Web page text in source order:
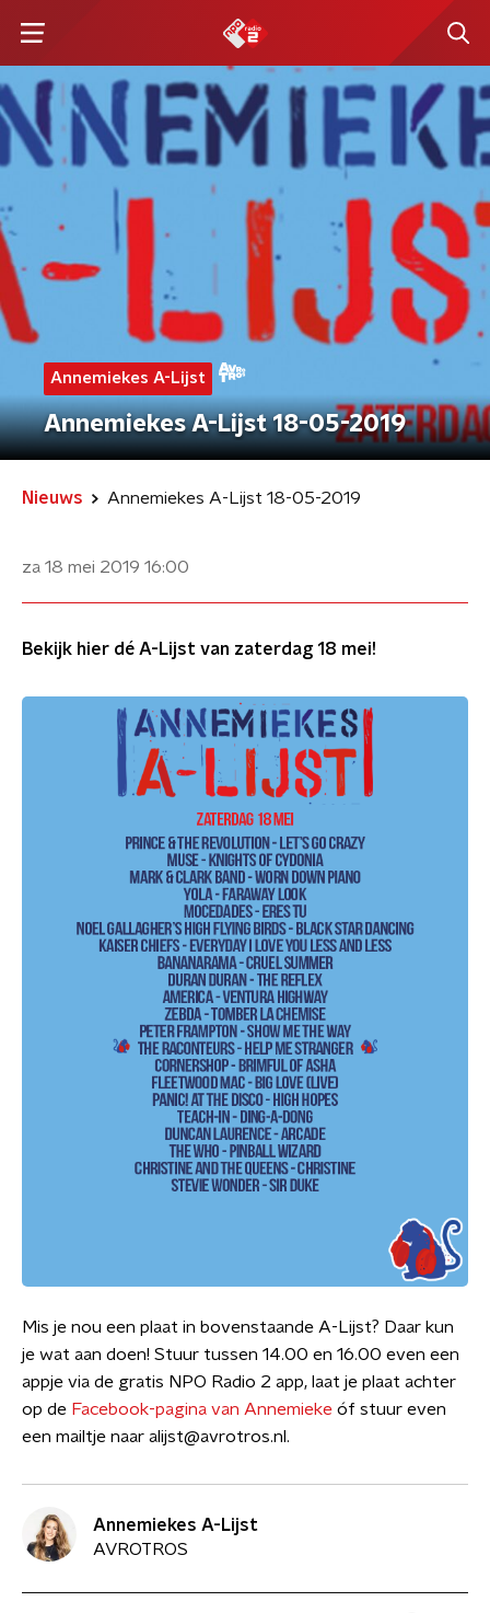
Annemiekes A-Lijst
Annemiekes A-Lijst 18-05-2019
Nieuws Annemiekes A-Lijst 18-05-2019
za 18 mei 2019 16:00
Bekijk hier dé A-Lijst van zaterdag 18 mei!
Mis je nou een plaat in bovenstaande A-Lijst? Daar kun
je wat aan doen! Stuur tussen 14.00 en 16.00 even een
appje via de gratis NPO Radio 2 app, laat je plaat achter
op de Facebook-pagina van Annemieke óf stuur even
een mailtje naar alijst@avrotros.nl.
Annemiekes A-Lijst
AVROTROS